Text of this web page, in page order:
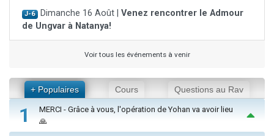
J-6 Dimanche 16 Août | Venez rencontrer le Admour
de Ungvar à Natanya!
Voir tous les événements à venir
+ Populaires Cours Questions au Rav
1
MERCI - Grâce à vous, l'opération de Yohan va avoir lieu
🙏